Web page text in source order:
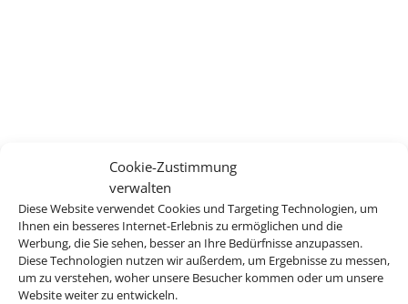
Cookie-Zustimmung
verwalten
Diese Website verwendet Cookies und Targeting Technologien, um
Ihnen ein besseres Internet-Erlebnis zu ermöglichen und die
Werbung, die Sie sehen, besser an Ihre Bedürfnisse anzupassen.
Diese Technologien nutzen wir außerdem, um Ergebnisse zu messen,
um zu verstehen, woher unsere Besucher kommen oder um unsere
Website weiter zu entwickeln.